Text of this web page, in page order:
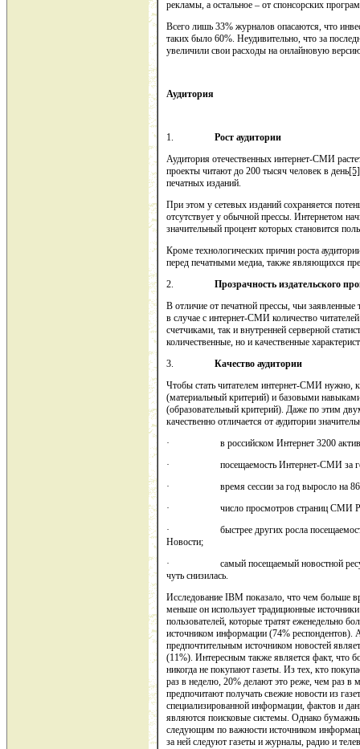
рекламы, а остальное – от спонсорских
Всего лишь 33% журналов опасаются, что
таких было 60%. Неудивительно, что за
увеличили свои расходы на онлайновую
Аудитория
1. Рост аудитории
Аудитория отечественных интернет-СМИ
проекты читают до 200 тысяч человек в день[5]
печатных изданий.
При этом у сетевых изданий сохраняется
отсутствует у обычной прессы. Интернетом
значительный процент которых становится
Кроме технологических причин роста
перед печатными медиа, также являющихся
2. Прозрачность издательского
В отличие от печатной прессы, чьи заявленные
в случае с интернет-СМИ количество
счетчиками, так и внутренней серверной
количественные, но и качественные
3. Качество аудитории
Чтобы стать читателем интернет-СМИ нужно,
(материальный критерий) и базовыми
(образовательный критерий). Даже по этим
качественно отличается от аудитории
· в российском Интернет 3200
· посещаемость Интернет-СМИ за год
· время сессии за год выросло на 86
· число просмотров страниц СМИ
· быстрее других росла посещаемость
Новости;
· самый посещаемый новостной ресурс
чуть снизилась.
Исследование IBM показало, что чем больше
меньше он использует традиционные
пользователей, которые тратят еженедельно
источником информации (74% респондентов).
предпочтительным источником новостей
(11%). Интересным также является факт, что
никогда не покупают газеты. Из тех, кто
раз в неделю, 20% делают это реже, чем раз в
предпочитают получать свежие новости из
специализированной информации, фактов и
являются поисковые системы. Однако
следующим по важности источником
за ней следуют газеты и журналы, радио и